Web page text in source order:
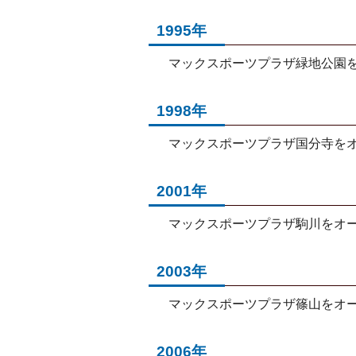
1995年
マックスポーツプラザ緑地公園
1998年
マックスポーツプラザ国分寺を
2001年
マックスポーツプラザ駒川をオ
2003年
マックスポーツプラザ篠山をオ
2006年